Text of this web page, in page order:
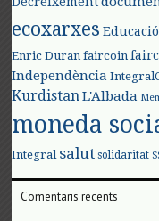
ecoxarxes
Enric Duran faircoin
Independència
KurdistanL'Albada
moneda
Integral salut solidaritat
Comentaris recents